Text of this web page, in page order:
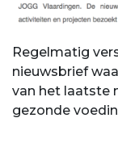
Regelmatig
nieuwsbrief
van het laatste
gezonde